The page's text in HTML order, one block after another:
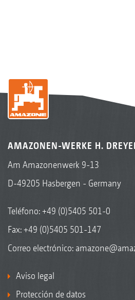
AMAZONEN-WERKE H.
Am Amazonenwerk 9-13
D-49205 Hasbergen - Germany
Teléfono:+49 (0)5405 501-0
Fax: +49 (0)5405 501-147
Correo electrónico:
Aviso legal
Protección de datos